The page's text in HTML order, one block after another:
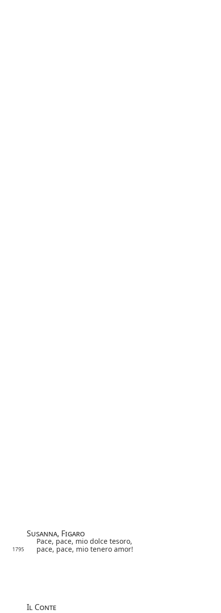
Susanna, Figaro
Pace, pace, mio dolce tesoro,
1795 pace, pace, mio tenero amor!
Il Conte